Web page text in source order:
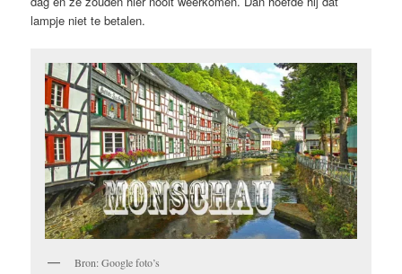
lampje niet te betalen.
Bron: Google foto’s